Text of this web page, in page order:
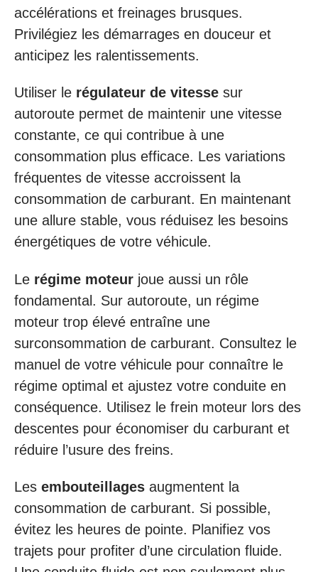
accélérations et freinages brusques.
Privilégiez les démarrages en douceur et
anticipez les ralentissements.
Utiliser le régulateur de vitesse sur
autoroute permet de maintenir une vitesse
constante, ce qui contribue à une
consommation plus efficace. Les variations
fréquentes de vitesse accroissent la
consommation de carburant. En maintenant
une allure stable, vous réduisez les besoins
énergétiques de votre véhicule.
Le régime moteur joue aussi un rôle
fondamental. Sur autoroute, un régime
moteur trop élevé entraîne une
surconsommation de carburant. Consultez le
manuel de votre véhicule pour connaître le
régime optimal et ajustez votre conduite en
conséquence. Utilisez le frein moteur lors des
descentes pour économiser du carburant et
réduire l’usure des freins.
Les embouteillages augmentent la
consommation de carburant. Si possible,
évitez les heures de pointe. Planifiez vos
trajets pour profiter d’une circulation fluide.